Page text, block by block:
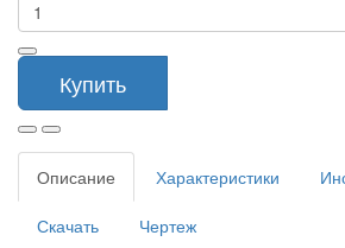
Купить
Описание Характеристики
Скачать
Чертеж